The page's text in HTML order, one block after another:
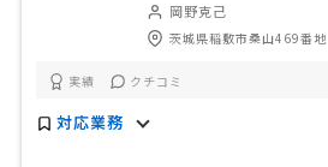
岡野克己
茨城県稲敷市桑山469番地
実績 クチコミ
対応業務